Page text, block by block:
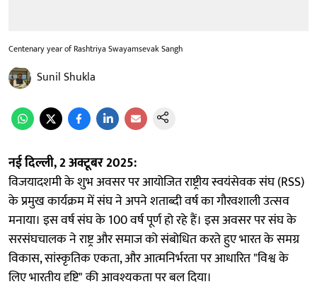
Centenary year of Rashtriya Swayamsevak Sangh
Sunil Shukla
नई दिल्ली, 2 अक्टूबर 2025:
विजयादशमी के शुभ अवसर पर आयोजित राष्ट्रीय स्वयंसेवक संघ (RSS)
के प्रमुख कार्यक्रम में संघ ने अपने शताब्दी वर्ष का गौरवशाली उत्सव
मनाया। इस वर्ष संघ के 100 वर्ष पूर्ण हो रहे हैं। इस अवसर पर संघ के
सरसंघचालक ने राष्ट्र और समाज को संबोधित करते हुए भारत के समग्र
विकास, सांस्कृतिक एकता, और आत्मनिर्भरता पर आधारित "विश्व के
लिए भारतीय दृष्टि" की आवश्यकता पर बल दिया।